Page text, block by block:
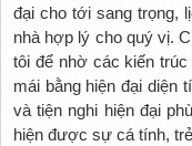
đại cho tới sang trọng,
nhà hợp lý cho quý vị.
tôi để nhờ các kiến
mái bằng hiện đại diện
và tiện nghi hiện đại
hiện được sự cá tính,